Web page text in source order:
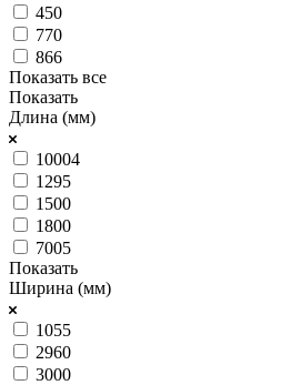
450
770
866
Показать все
Показать
Длина (мм)
10004
1295
1500
1800
7005
Показать
Ширина (мм)
1055
2960
3000